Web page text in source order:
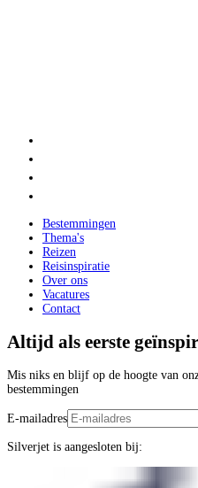
Bestemmingen
Thema's
Reizen
Reisinspiratie
Over ons
Vacatures
Contact
Altijd als eerste
Mis niks en blijf op de hoogte van
bestemmingen
E-mailadres
Silverjet is aangesloten bij: